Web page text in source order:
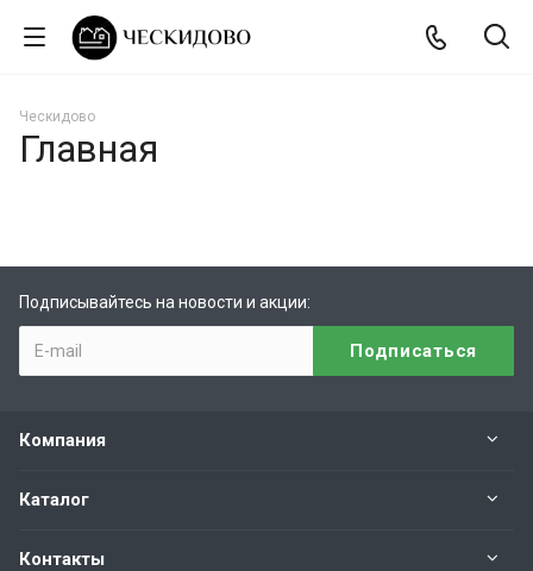
Ческидово
Главная
Подписывайтесь на новости и акции:
Компания
Каталог
Контакты